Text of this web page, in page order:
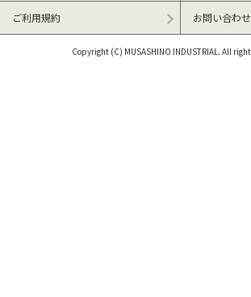
ご利用規約 お問い合わせ
Copyright (C) MUSASHINO INDUSTRIAL. All